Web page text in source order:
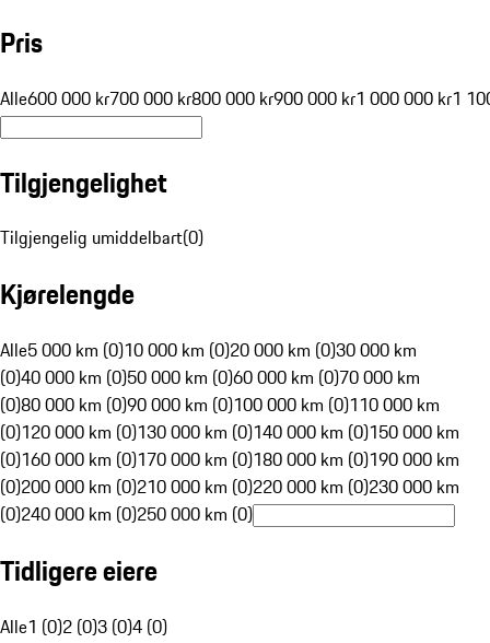
Pris
Alle600 000 kr700 000 kr800 000 kr900 000 kr1 000 000 kr1
Tilgjengelighet
Tilgjengelig umiddelbart(0)
Kjørelengde
Alle5 000 km (0)10 000 km (0)20 000 km (0)30 000 km
(0)40 000 km (0)50 000 km (0)60 000 km (0)70 000 km
(0)80 000 km (0)90 000 km (0)100 000 km (0)110 000 km
(0)120 000 km (0)130 000 km (0)140 000 km (0)150 000 km
(0)160 000 km (0)170 000 km (0)180 000 km (0)190 000 km
(0)200 000 km (0)210 000 km (0)220 000 km (0)230 000 km
(0)240 000 km (0)250 000 km (0)
Tidligere eiere
Alle1 (0)2 (0)3 (0)4 (0)